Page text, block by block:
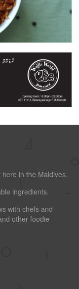
in the Maldives.
ingredients.
with chefs and
other foodie